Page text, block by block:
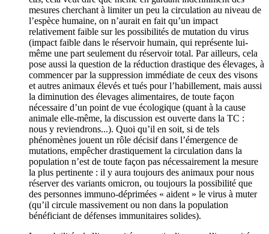
mesures cherchant à limiter un peu la circulation au niveau de
l’espèce humaine, on n’aurait en fait qu’un impact
relativement faible sur les possibilités de mutation du virus
(impact faible dans le réservoir humain, qui représente lui-
même une part seulement du réservoir total. Par ailleurs, cela
pose aussi la question de la réduction drastique des élevages, à
commencer par la suppression immédiate de ceux des visons
et autres animaux élevés et tués pour l’habillement, mais aussi
la diminution des élevages alimentaires, de toute façon
nécessaire d’un point de vue écologique (quant à la cause
animale elle-même, la discussion est ouverte dans la TC :
nous y reviendrons...). Quoi qu’il en soit, si de tels
phénomènes jouent un rôle décisif dans l’émergence de
mutations, empêcher drastiquement la circulation dans la
population n’est de toute façon pas nécessairement la mesure
la plus pertinente : il y aura toujours des animaux pour nous
réserver des variants omicron, ou toujours la possibilité que
des personnes immuno-déprimées « aident » le virus à muter
(qu’il circule massivement ou non dans la population
bénéficiant de défenses immunitaires solides).